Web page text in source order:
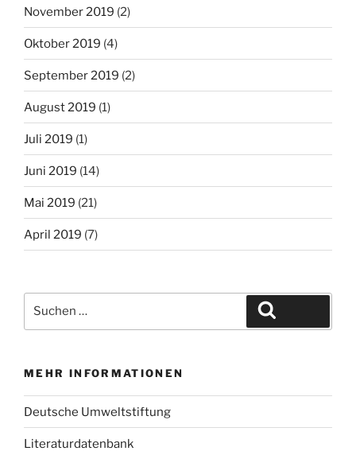
November 2019 (2)
Oktober 2019 (4)
September 2019 (2)
August 2019 (1)
Juli 2019 (1)
Juni 2019 (14)
Mai 2019 (21)
April 2019 (7)
MEHR INFORMATIONEN
Deutsche Umweltstiftung
Literaturdatenbank